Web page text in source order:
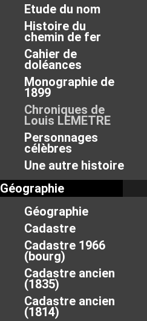
Etude du nom
Histoire du
chemin de fer
Cahier de
doléances
Monographie de
1899
Chroniques de
Louis LEMETRE
Personnages
célèbres
Une autre histoire
Géographie
Géographie
Cadastre
Cadastre 1966
(bourg)
Cadastre ancien
(1835)
Cadastre ancien
(1814)